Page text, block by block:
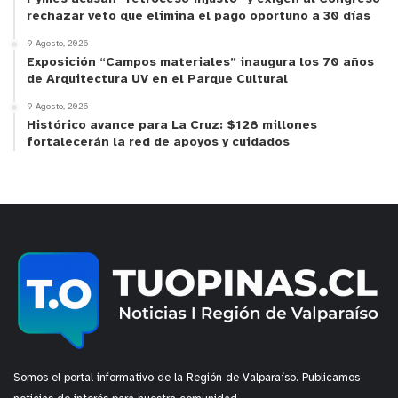
Es importante recordar, que también está abierta
la convocatoria a lascategorías profesionalesdel
12° Festival: Cortometrajes para niños y niñas,
Series de televisión o web para niños y niñas, y
Largometrajes para niños, niñas y adolescentes.
webwww.ojodepescado.cl. Para mayor información
electrónico
rechazar veto que elimina el pago oportuno a 30 días
9 Agosto, 2026
Exposición “Campos materiales” inaugura los 70 años
de Arquitectura UV en el Parque Cultural
9 Agosto, 2026
Histórico avance para La Cruz: $128 millones
fortalecerán la red de apoyos y cuidados
Somos el portal informativo de la Región de Valparaíso. Publicamos